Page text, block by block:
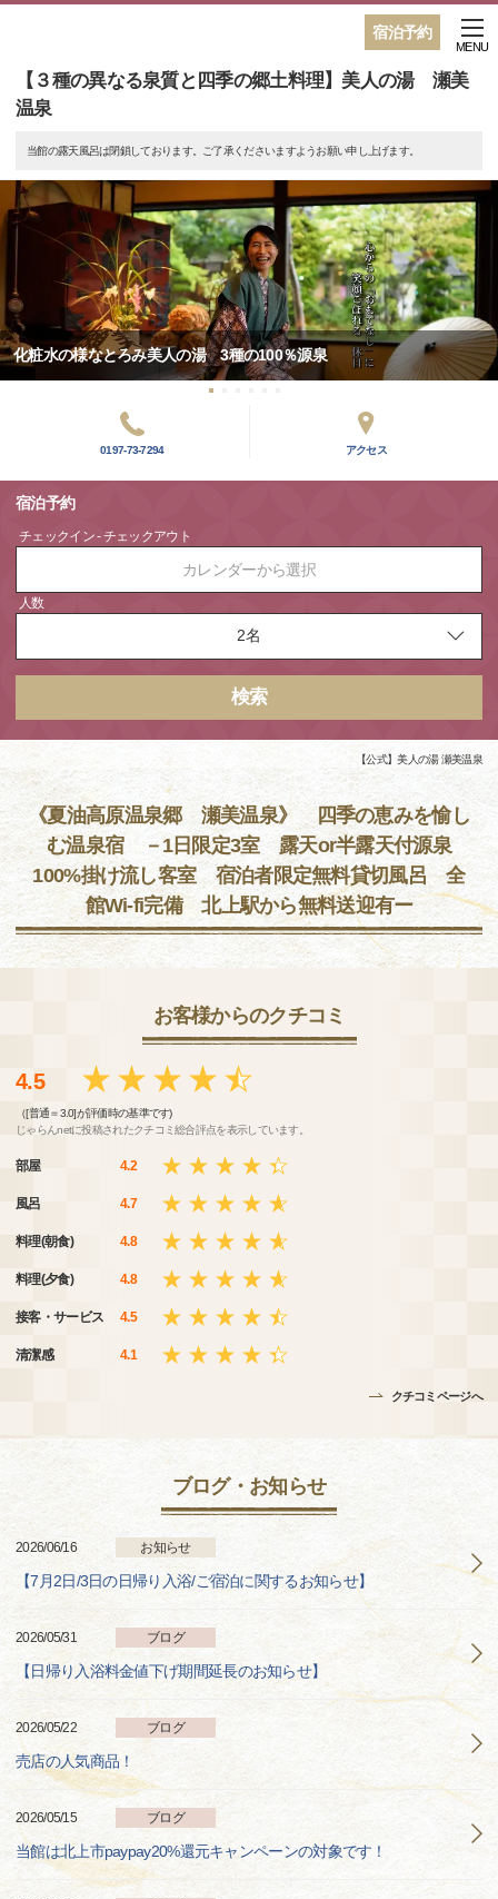
宿泊予約
【３種の異なる泉質と四季の郷土料理】美人の湯 瀬美
温泉
MENU
当館の露天風呂は閉鎖しております。ご了承くださいますようお願い申し上げます。
化粧水の様なとろみ美人の湯 3種の100％源泉
0197-73-7294 アクセス
宿泊予約
チェックイン - チェックアウト
カレンダーから選択
人数
検索
【公式】美人の湯 瀬美温泉
《夏油高原温泉郷 瀬美温泉》 四季の恵みを愉し
む温泉宿 －1日限定3室 露天or半露天付源泉
100%掛け流し客室 宿泊者限定無料貸切風呂 全
館Wi-fi完備 北上駅から無料送迎有ー
お客様からのクチコミ
4.5
（[普通＝3.0]が評価時の基準です)
じゃらんnetに投稿されたクチコミ総合評点を表示しています。
部屋 4.2
風呂 4.7
料理(朝食) 4.8
料理(夕食) 4.8
接客・サービス 4.5
清潔感 4.1
クチコミページへ
ブログ・お知らせ
2026/06/16 お知らせ
【7月2日/3日の日帰り入浴/ご宿泊に関するお知らせ】
2026/05/31 ブログ
【日帰り入浴料金値下げ期間延長のお知らせ】
2026/05/22 ブログ
売店の人気商品！
2026/05/15 ブログ
当館は北上市paypay20%還元キャンペーンの対象です！